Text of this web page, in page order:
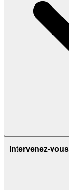
Intervenez-